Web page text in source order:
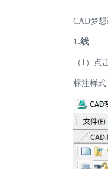
CAD梦
1.线
（1）
标注样式